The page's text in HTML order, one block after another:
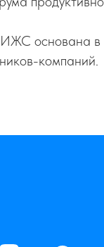
основана в
компаний.